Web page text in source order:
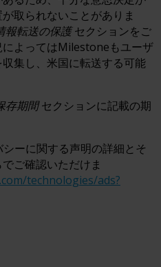
取られないことがありま
報転送の保護 セクションをご
よってはMilestoneもユーザ
集し、米国に転送する可能
存期間 セクションに記載の期
ーに関する声明の詳細とそ
ご確認いただけま
technologies/ads?